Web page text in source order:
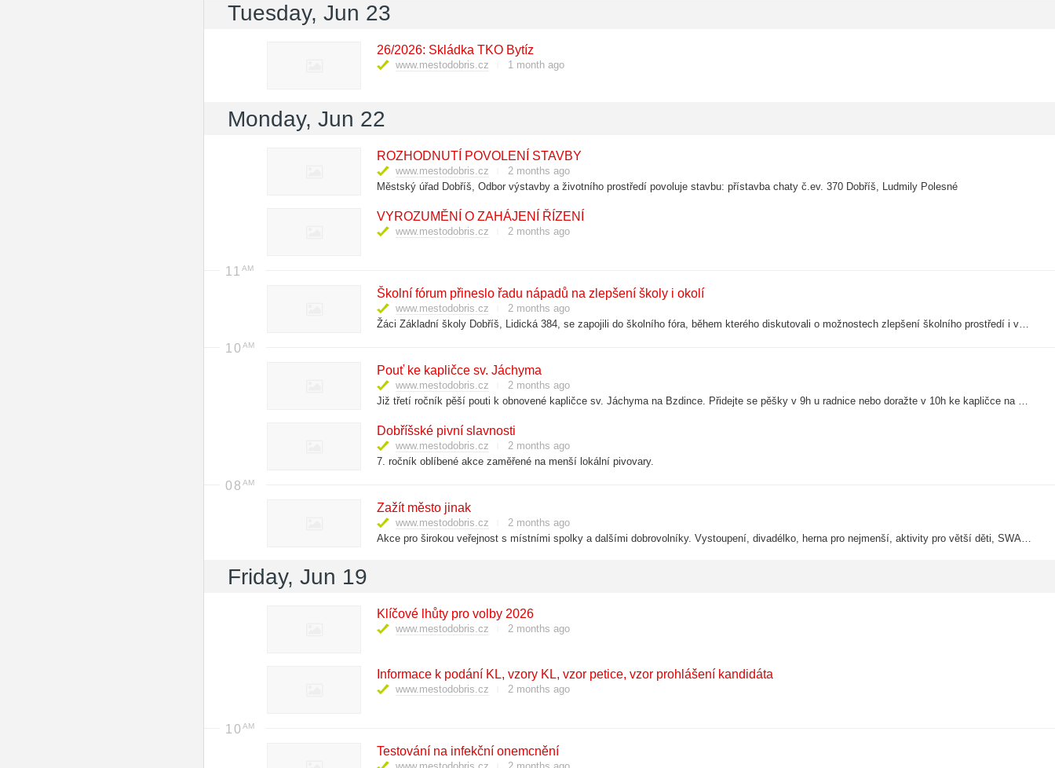
Tuesday, Jun 23
26/2026: Skládka TKO Bytíz
www.mestodobris.cz 1 month ago
Monday, Jun 22
ROZHODNUTÍ POVOLENÍ STAVBY
www.mestodobris.cz
2 months ago
Městský úřad Dobříš, Odbor výstavby a životního prostředí povoluje stavbu: přístavba chaty č.ev. 370 Dobříš, Ludmily Polesné
VYROZUMĚNÍ O ZAHÁJENÍ ŘÍZENÍ
www.mestodobris.cz 2 months ago
11
Školní fórum přineslo řadu nápadů na zlepšení školy i okolí
www.mestodobris.cz
2 months ago
Žáci Základní školy Dobříš, Lidická 384, se zapojili do školního fóra, během kterého diskutovali o možnostech zlepšení školního prostředí i veřejného prostoru ve svém okolí. Nápadů zaznělo mnoho, účastníci však museli pečlivě vybírat,…
10
Pouť ke kapličce sv. Jáchyma
www.mestodobris.cz
2 months ago
Již třetí ročník pěší pouti k obnovené kapličce sv. Jáchyma na Bzdince. Přidejte se pěšky v 9h u radnice nebo doražte v 10h ke kapličce na poutní mši svatou, po které bude následovat malé občerstvení.
Dobříšské pivní slavnosti
www.mestodobris.cz
2 months ago
7. ročník oblíbené akce zaměřené na menší lokální pivovary.
08
Zažít město jinak
www.mestodobris.cz
2 months ago
Akce pro širokou veřejnost s místními spolky a dalšími dobrovolníky. Vystoupení, divadélko, herna pro nejmenší, aktivity pro větší děti, SWAP, opékání špekáčků a mnoho dalšího.
Friday, Jun 19
Klíčové lhůty pro volby 2026
www.mestodobris.cz 2 months ago
Informace k podání KL, vzory KL, vzor petice, vzor prohlášení kandidáta
www.mestodobris.cz 2 months ago
10
Testování na infekční onemcnění